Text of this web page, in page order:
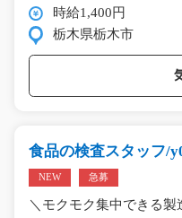
時給1,400円
栃木県栃木市
食品の検査スタッフ/
NEW 急募
＼モクモク集中できる